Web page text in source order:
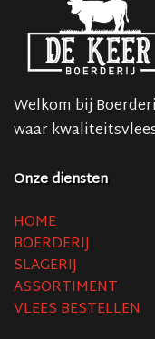
Welkom bij
waar
Onze diensten
HOME
BOERDERIJ
SLAGERIJ
ASSORTIMENT
VLEES BESTELLEN